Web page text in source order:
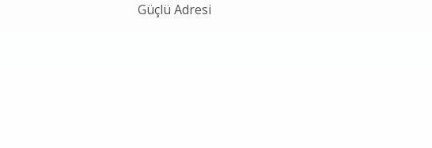
Güçlü Adresi